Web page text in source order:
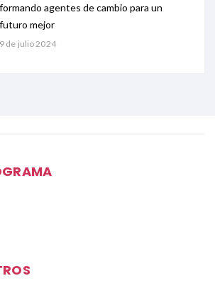
formando agentes de cambio para un
futuro mejor
9 de julio 2024